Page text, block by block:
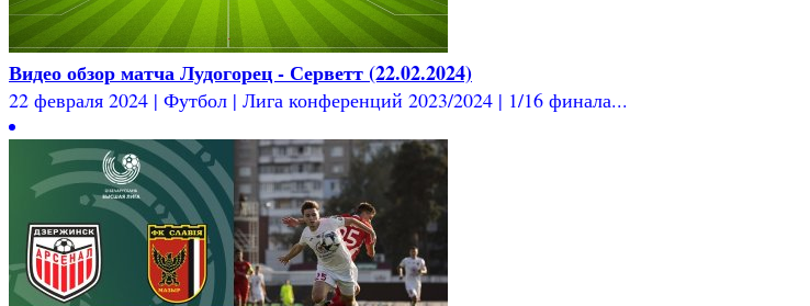
Видео обзор матча Лудогорец - Серветт (22.02.2024)
22 февраля 2024 | Футбол | Лига конференций 2023/2024 | 1/16 финала...